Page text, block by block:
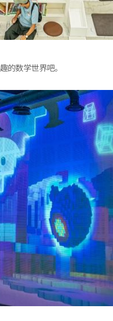
数学世界吧。